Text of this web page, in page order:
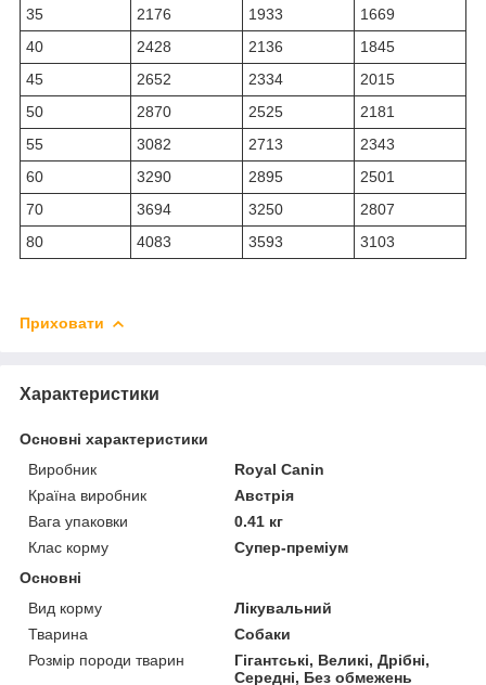
35
2176 1933
1669
40
2428 2136
1845
45
2652 2334
2015
50
2870 2525
2181
55
3082 2713
2343
60
3290 2895
2501
70
3694 3250
2807
80
4083 3593 3103
Приховати
Характеристики
Основні характеристики
Виробник
Royal Canin
Країна виробник
Австрія
Вага упаковки
0.41 кг
Клас корму
Супер-преміум
Основні
Вид корму
Лікувальний
Тварина
Собаки
Розмір породи тварин
Гігантські, Великі, Дрібні,
Середні, Без обмежень